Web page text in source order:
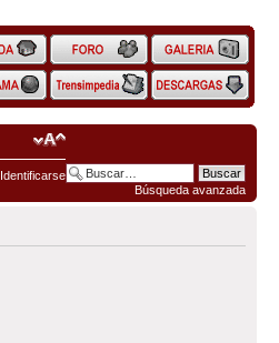
Búsqueda avanzada
Identificarse